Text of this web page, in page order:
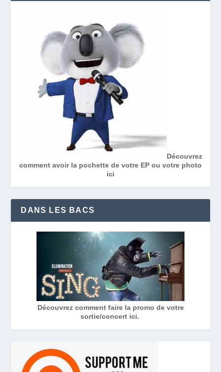
Découvrez
comment avoir la pochette de votre EP ou votre photo
ici
DANS LES BACS
Découvrez comment faire la promo de votre
sortie/concert ici.